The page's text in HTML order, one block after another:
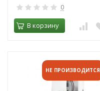
0
В корзину
НЕ ПРОИЗВОДИТСЯ